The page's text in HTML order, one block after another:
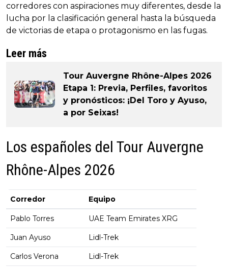
corredores con aspiraciones muy diferentes, desde la
lucha por la clasificación general hasta la búsqueda
de victorias de etapa o protagonismo en las fugas.
Leer más
Tour Auvergne Rhône-Alpes 2026
Etapa 1: Previa, Perfiles, favoritos
y pronósticos: ¡Del Toro y Ayuso,
a por Seixas!
Los españoles del Tour Auvergne
Rhône-Alpes 2026
Corredor Equipo
Pablo Torres UAE Team Emirates XRG
Juan Ayuso Lidl-Trek
Carlos Verona Lidl-Trek